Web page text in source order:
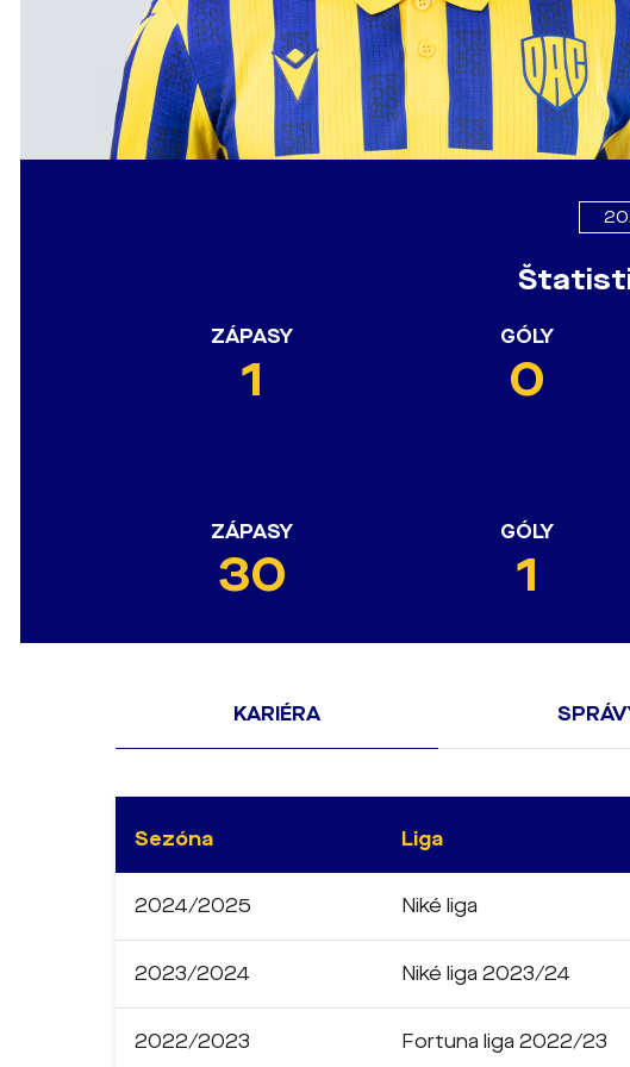
ZÁPASY
1
GÓLY
0
ZÁPASY
30
GÓLY
1
KARIÉRA
Sezóna Liga
2024/2025 Niké liga
2023/2024 Niké liga 2023/24
2022/2023 Fortuna liga 2022/23